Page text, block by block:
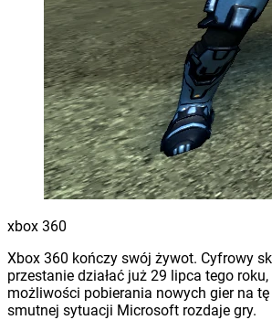
xbox 360
Xbox 360 kończy swój żywot. Cyfrowy
przestanie działać już 29 lipca tego
możliwości pobierania nowych gier na
smutnej sytuacji Microsoft rozdaje gry.